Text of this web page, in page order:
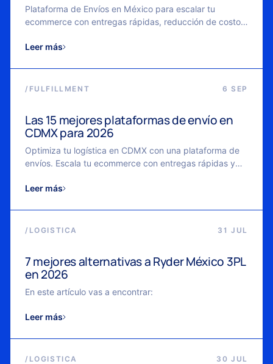
Plataforma de Envíos en México para escalar tu
ecommerce con entregas rápidas, reducción de costos
Leer más
/ FULFILLMENT 6 SEP
Las 15 mejores plataformas de envío en
CDMX para 2026
Optimiza tu logística en CDMX con una plataforma de
envíos. Escala tu ecommerce con entregas rápidas y
Leer más
/ LOGISTICA 31 JUL
7 mejores alternativas a Ryder México 3PL
en 2026
En este artículo vas a encontrar:
Leer más
/ LOGISTICA 30 JUL